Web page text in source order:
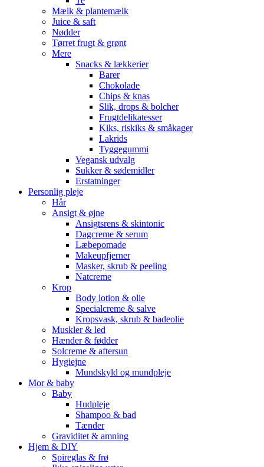
Mælk & plantemælk
Juice & saft
Nødder
Tørret frugt & grønt
Mere
Snacks & lækkerier
Barer
Chokolade
Chips & knas
Slik, drops & bolcher
Frugtdelikatesser
Kiks, riskiks & småkager
Lakrids
Tyggegummi
Vegansk udvalg
Sukker & sødemidler
Erstatninger
Personlig pleje
Hår
Ansigt & øjne
Ansigtsrens & skintonic
Dagcreme & serum
Læbepomade
Makeupfjerner
Masker, skrub & peeling
Natcreme
Krop
Body lotion & olie
Specialcreme & salve
Kropsvask, skrub & badeolie
Muskler & led
Hænder & fødder
Solcreme & aftersun
Hygiejne
Mundskyld og mundpleje
Mor & baby
Baby
Hudpleje
Shampoo & bad
Tænder
Graviditet & amning
Hjem & DIY
Spireglas & frø